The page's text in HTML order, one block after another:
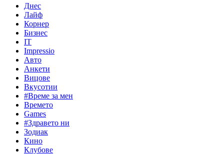
Днес
Лайф
Корнер
Бизнес
IT
Impressio
Авто
Анкети
Вицове
Вкусотии
#Време за мен
Времето
Games
#Здравето ни
Зодиак
Кино
Клубове